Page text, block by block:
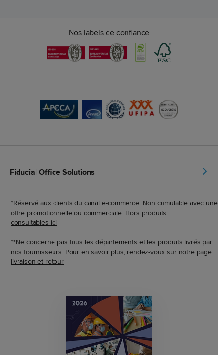
Nos labels de confiance
Fiducial Office Solutions
*Réservé aux clients du canal e-commerce. Non cumulable avec une
offre promotionnelle ou commerciale. Hors produits
consultables ici
**Ne concerne pas tous les départements et les produits livrés par
nos fournisseurs. Pour en savoir plus, rendez-vous sur notre page
livraison et retour